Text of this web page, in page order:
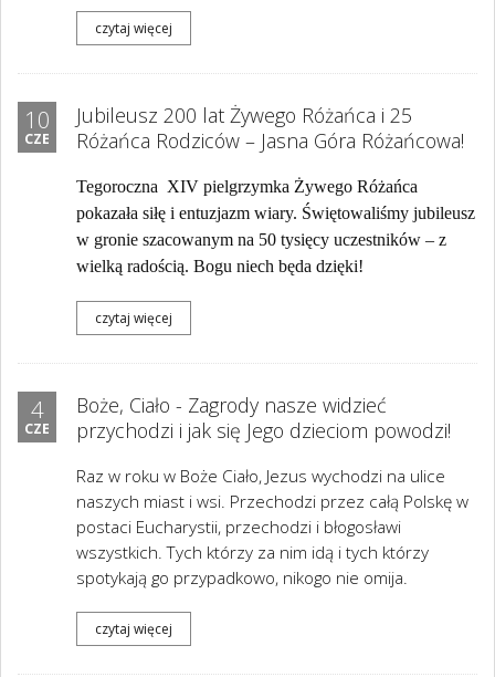
czytaj więcej
10
CZE
Jubileusz 200 lat Żywego Różańca i 25
Różańca Rodziców – Jasna Góra Różańcowa!
Tegoroczna XIV pielgrzymka Żywego Różańca
pokazała siłę i entuzjazm wiary. Świętowaliśmy jubileusz
w gronie szacowanym na 50 tysięcy uczestników – z
wielką radością. Bogu niech będa dzięki!
czytaj więcej
4
CZE
Boże, Ciało - Zagrody nasze widzieć
przychodzi i jak się Jego dzieciom powodzi!
Raz w roku w Boże Ciało, Jezus wychodzi na ulice
naszych miast i wsi. Przechodzi przez całą Polskę w
postaci Eucharystii, przechodzi i błogosławi
wszystkich. Tych którzy za nim idą i tych którzy
spotykają go przypadkowo, nikogo nie omija.
czytaj więcej